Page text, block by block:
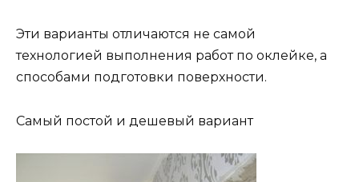
Эти варианты отличаются не самой
технологией выполнения работ по оклейке, а
способами подготовки поверхности.
Самый постой и дешевый вариант